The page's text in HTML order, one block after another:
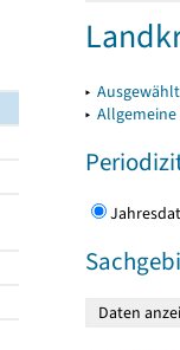
▸
▸